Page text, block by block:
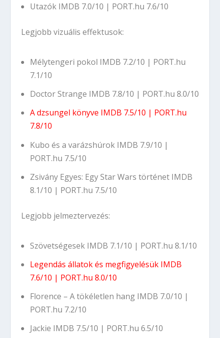
Utazók IMDB 7.0/10 | PORT.hu 7.6/10
Legjobb vizuális effektusok:
Mélytengeri pokol IMDB 7.2/10 | PORT.hu
7.1/10
Doctor Strange IMDB 7.8/10 | PORT.hu 8.0/10
A dzsungel könyve IMDB 7.5/10 | PORT.hu
7.8/10
Kubo és a varázshúrok IMDB 7.9/10 |
PORT.hu 7.5/10
Zsivány Egyes: Egy Star Wars történet IMDB
8.1/10 | PORT.hu 7.5/10
Legjobb jelmeztervezés:
Szövetségesek IMDB 7.1/10 | PORT.hu 8.1/10
Legendás állatok és megfigyelésük IMDB
7.6/10 | PORT.hu 8.0/10
Florence – A tökéletlen hang IMDB 7.0/10 |
PORT.hu 7.2/10
Jackie IMDB 7.5/10 | PORT.hu 6.5/10